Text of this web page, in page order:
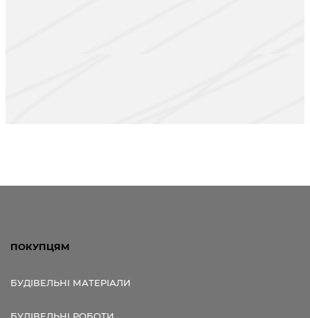
ПОКУПЦЯМ
БУДІВЕЛЬНІ МАТЕРІАЛИ
БУДІВЕЛЬНІ РОБОТИ